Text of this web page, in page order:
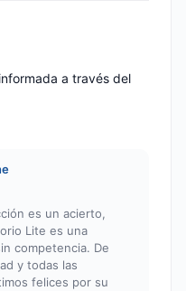
a través del
es un acierto,
Lite es una
competencia. De
y todas las
felices por su